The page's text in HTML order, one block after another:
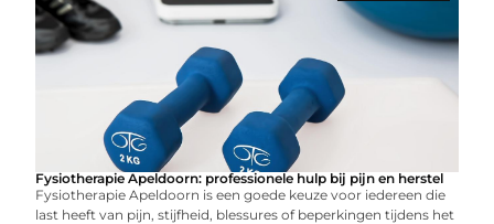
Fysiotherapie Apeldoorn: professionele hulp bij pijn en herstel
Fysiotherapie Apeldoorn is een goede keuze voor iedereen die
last heeft van pijn, stijfheid, blessures of beperkingen tijdens het